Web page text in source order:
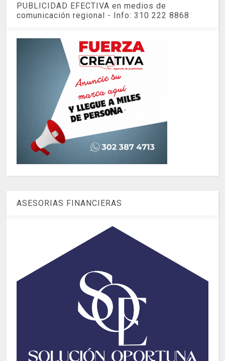
PUBLICIDAD EFECTIVA en medios de
comunicación regional - Info: 310 222 8868
ASESORIAS FINANCIERAS